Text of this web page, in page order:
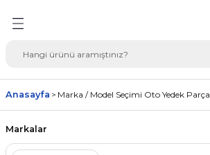
Seçimi Oto Yedek
Anasayfa Marka / Model Seçimi Oto Yedek Parça
Markalar